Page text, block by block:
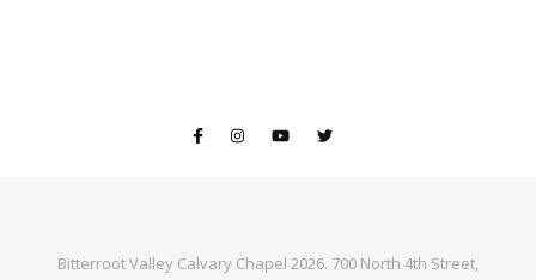
Bitterroot Valley Calvary Chapel 2026. 700 North 4th Street,